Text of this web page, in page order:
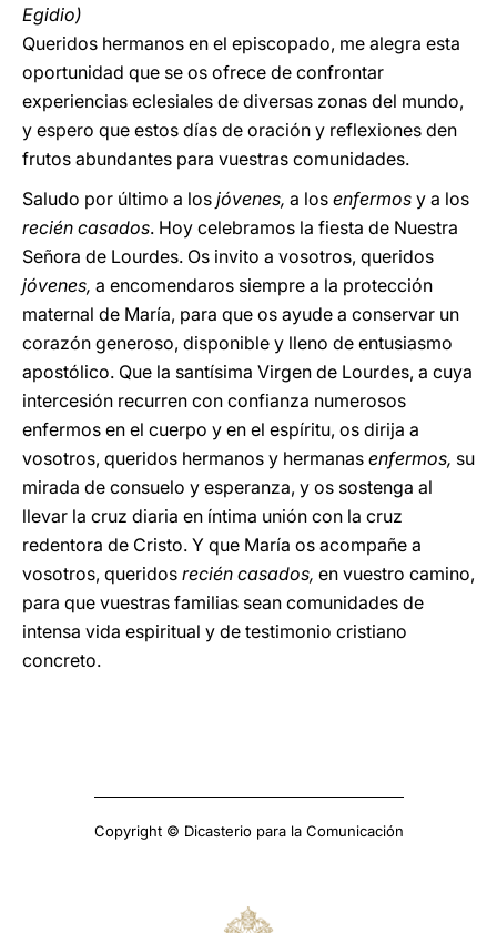
Egidio)
Queridos hermanos en el episcopado, me alegra esta
oportunidad que se os ofrece de confrontar
experiencias eclesiales de diversas zonas del mundo,
y espero que estos días de oración y reflexiones den
frutos abundantes para vuestras comunidades.
Saludo por último a los jóvenes, a los enfermos y a los
recién casados. Hoy celebramos la fiesta de Nuestra
Señora de Lourdes. Os invito a vosotros, queridos
jóvenes, a encomendaros siempre a la protección
maternal de María, para que os ayude a conservar un
corazón generoso, disponible y lleno de entusiasmo
apostólico. Que la santísima Virgen de Lourdes, a cuya
intercesión recurren con confianza numerosos
enfermos en el cuerpo y en el espíritu, os dirija a
vosotros, queridos hermanos y hermanas enfermos, su
mirada de consuelo y esperanza, y os sostenga al
llevar la cruz diaria en íntima unión con la cruz
redentora de Cristo. Y que María os acompañe a
vosotros, queridos recién casados, en vuestro camino,
para que vuestras familias sean comunidades de
intensa vida espiritual y de testimonio cristiano
concreto.
Copyright © Dicasterio para la Comunicación